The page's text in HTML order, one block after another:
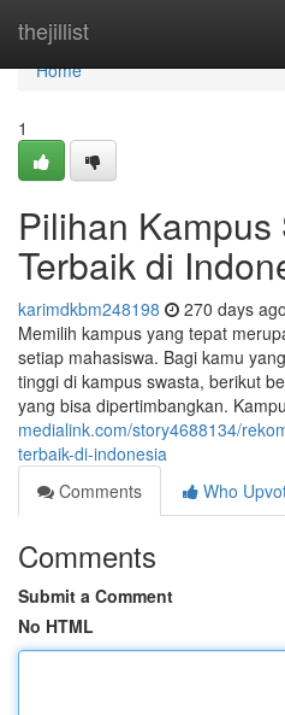
thejillist
Home
Home
1
Pilihan Kampus
Terbaik di
karimdkbm248198 270 days ago
Memilih kampus yang tepat
setiap mahasiswa. Bagi kamu
tinggi di kampus swasta, berikut
yang bisa dipertimbangkan.
medialink.com/story4688134/
terbaik-di-indonesia
Comments
Who
Comments
Submit a Comment
No HTML